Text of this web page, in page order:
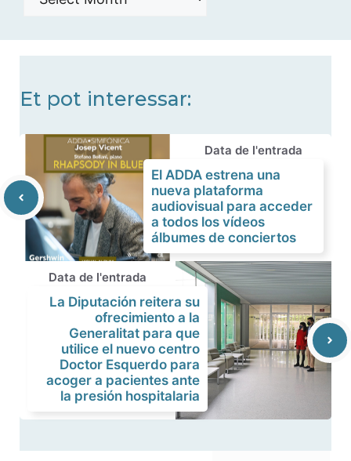
Et pot interessar:
Data de l'entrada
El ADDA estrena una
nueva plataforma
audiovisual para acceder
a todos los vídeos
álbumes de conciertos
Data de l'entrada
La Diputación reitera su
ofrecimiento a la
Generalitat para que
utilice el nuevo centro
Doctor Esquerdo para
acoger a pacientes ante
la presión hospitalaria